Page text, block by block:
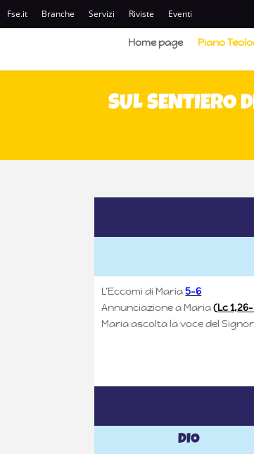
Fse.it Branche Servizi Riviste Eventi
Home page Piano
SUL SENTIERO
L’Eccomi di Maria5-6
Annunciazione a Maria(Lc
Maria ascolta la voce del
DIO